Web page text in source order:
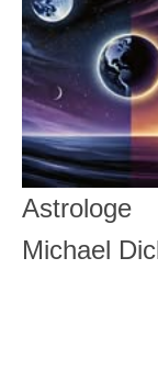
Astrologe
Michael